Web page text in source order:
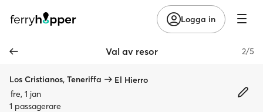
Logga in
Val av resor 2/5
Los Cristianos, Teneriffa
El Hierro
fre, 1 jan
1 passagerare